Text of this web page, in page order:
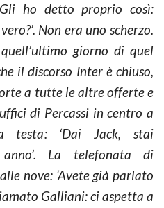
ho detto proprio così:
Non era uno scherzo.
giorno di quel
il discorso Inter è chiuso,
a tutte le altre offerte e
di Percassi in centro a
testa: ‘Dai Jack, stai
La telefonata di
nove: ‘Avete già parlato
Galliani: ci aspetta a